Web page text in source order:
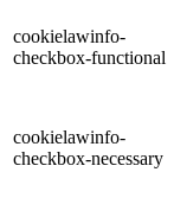
cookielawinfo-
checkbox-functional
cookielawinfo-
checkbox-necessary